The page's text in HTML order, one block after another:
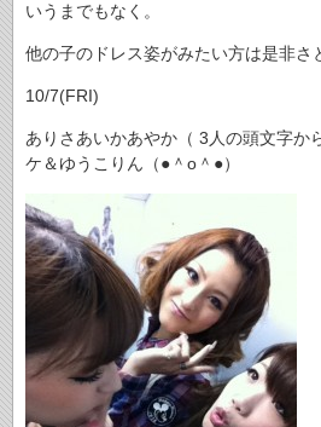
いうまでもなく。
他の子のドレス姿がみたい方は是非
10/7(FRI)
ありさあいかあやか（ 3人の頭文字か
ケ＆ゆうこりん（●＾o＾●）